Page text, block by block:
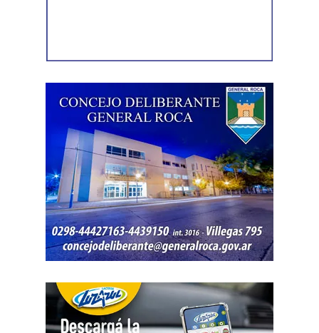
correspondiente para acreditar su propiedad. Además,
denunciado como robado
Posteriormente, el inmueble fue preservado para la
intervención del Gabinete de Criminalística, que realizó
las pericias correspondientes. Otros elementos
encontrados quedaron bajo resguardo para determinar su
procedencia.
Por disposición de la Fiscalía de turno, ambos hombres
permanecen detenidos en el marco de una causa por